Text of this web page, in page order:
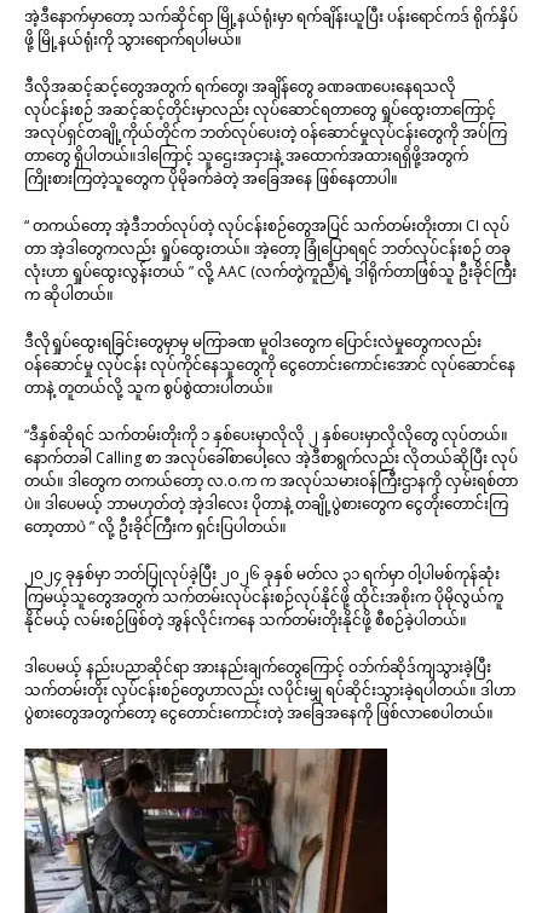
အဲ့ဒီနောက်မှာတော့ သက်ဆိုင်ရာ မြို့နယ်ရုံးမှာ ရက်ချိန်းယူပြီး ပန်းရောင်ကဒ် ရိုက်နှိပ်
ဖို့ မြို့နယ်ရုံးကို သွားရောက်ရပါမယ်။
ဒီလိုအဆင့်ဆင့်တွေအတွက် ရက်တွေ၊ အချိန်တွေ ခဏခဏပေးနေရသလို
လုပ်ငန်းစဉ် အဆင့်ဆင့်တိုင်းမှာလည်း လုပ်ဆောင်ရတာတွေ ရှုပ်ထွေးတာကြောင့်
အလုပ်ရှင်တချို့ကိုယ်တိုင်က ဘတ်လုပ်ပေးတဲ့ ဝန်ဆောင်မှုလုပ်ငန်းတွေကို အပ်ကြ
တာတွေ ရှိပါတယ်။ဒါကြောင့် သူဌေးအငှားနဲ့ အထောက်အထားရရှိဖို့အတွက်
ကြိုးစားကြတဲ့သူတွေက ပိုမိုခက်ခဲတဲ့ အခြေအနေ ဖြစ်နေတာပါ။
“ တကယ်တော့ အဲ့ဒီဘတ်လုပ်တဲ့ လုပ်ငန်းစဉ်တွေအပြင် သက်တမ်းတိုးတာ၊ CI လုပ်
တာ အဲ့ဒါတွေကလည်း ရှုပ်ထွေးတယ်။ အဲ့တော့ ခြုံပြောရရင် ဘတ်လုပ်ငန်းစဉ် တခု
လုံးဟာ ရှုပ်ထွေးလွန်းတယ် ” လို့ AAC (လက်တွဲကူညီ)ရဲ့ ဒါရိုက်တာဖြစ်သူ ဦးခိုင်ကြီး
က ဆိုပါတယ်။
ဒီလိုရှုပ်ထွေးရခြင်းတွေမှာမှ မကြာခဏ မူဝါဒတွေက ပြောင်းလဲမှုတွေကလည်း
ဝန်ဆောင်မှု လုပ်ငန်း လုပ်ကိုင်နေသူတွေကို ငွေတောင်းကောင်းအောင် လုပ်ဆောင်နေ
တာနဲ့ တူတယ်လို့ သူက စွပ်စွဲထားပါတယ်။
“ဒီနှစ်ဆိုရင် သက်တမ်းတိုးကို ၁ နှစ်ပေးမှာလိုလို ၂ နှစ်ပေးမှာလိုလိုတွေ လုပ်တယ်။
နောက်တခါ Calling စာ အလုပ်ခေါ်စာပေါ့လေ အဲ့ဒီစာရွက်လည်း လိုတယ်ဆိုပြီး လုပ်
တယ်။ ဒါတွေက တကယ်တော့ လ.ဝ.က က အလုပ်သမားဝန်ကြီးဌာနကို လှမ်းရစ်တာ
ပဲ။ ဒါပေမယ့် ဘာမဟုတ်တဲ့ အဲ့ဒါလေး ပိုတာနဲ့ တချို့ပွဲစားတွေက ငွေတိုးတောင်းကြ
တော့တာပဲ ” လို့ ဦးခိုင်ကြီးက ရှင်းပြပါတယ်။
၂၀၂၄ ခုနှစ်မှာ ဘတ်ပြုလုပ်ခဲ့ပြီး ၂၀၂၆ ခုနှစ် မတ်လ ၃၁ ရက်မှာ ဝါ့ပါမစ်ကုန်ဆုံး
ကြမယ့်သူတွေအတွက် သက်တမ်းလုပ်ငန်းစဉ်လုပ်နိုင်ဖို့ ထိုင်းအစိုးက ပိုမိုလွယ်ကူ
နိုင်မယ့် လမ်းစဉ်ဖြစ်တဲ့ အွန်လိုင်းကနေ သက်တမ်းတိုးနိုင်ဖို့ စီစဉ်ခဲ့ပါတယ်။
ဒါပေမယ့် နည်းပညာဆိုင်ရာ အားနည်းချက်တွေကြောင့် ဝဘ်က်ဆိုဒ်ကျသွားခဲ့ပြီး
သက်တမ်းတိုး လုပ်ငန်းစဉ်တွေဟာလည်း လပိုင်းမျှ ရပ်ဆိုင်းသွားခဲ့ရပါတယ်။ ဒါဟာ
ပွဲစားတွေအတွက်တော့ ငွေတောင်းကောင်းတဲ့ အခြေအနေကို ဖြစ်လာစေပါတယ်။